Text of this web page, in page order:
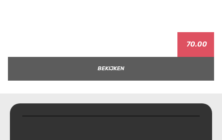
70.00
BEKIJKEN